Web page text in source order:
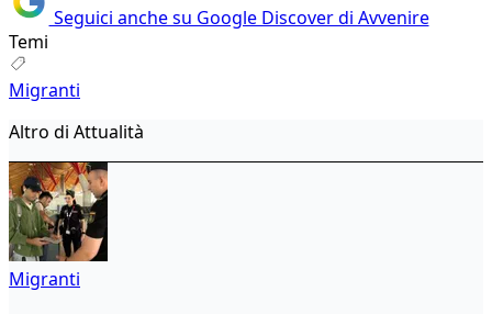
Seguici anche su Google Discover di Avvenire
Temi
Migranti
Altro di Attualità
Migranti